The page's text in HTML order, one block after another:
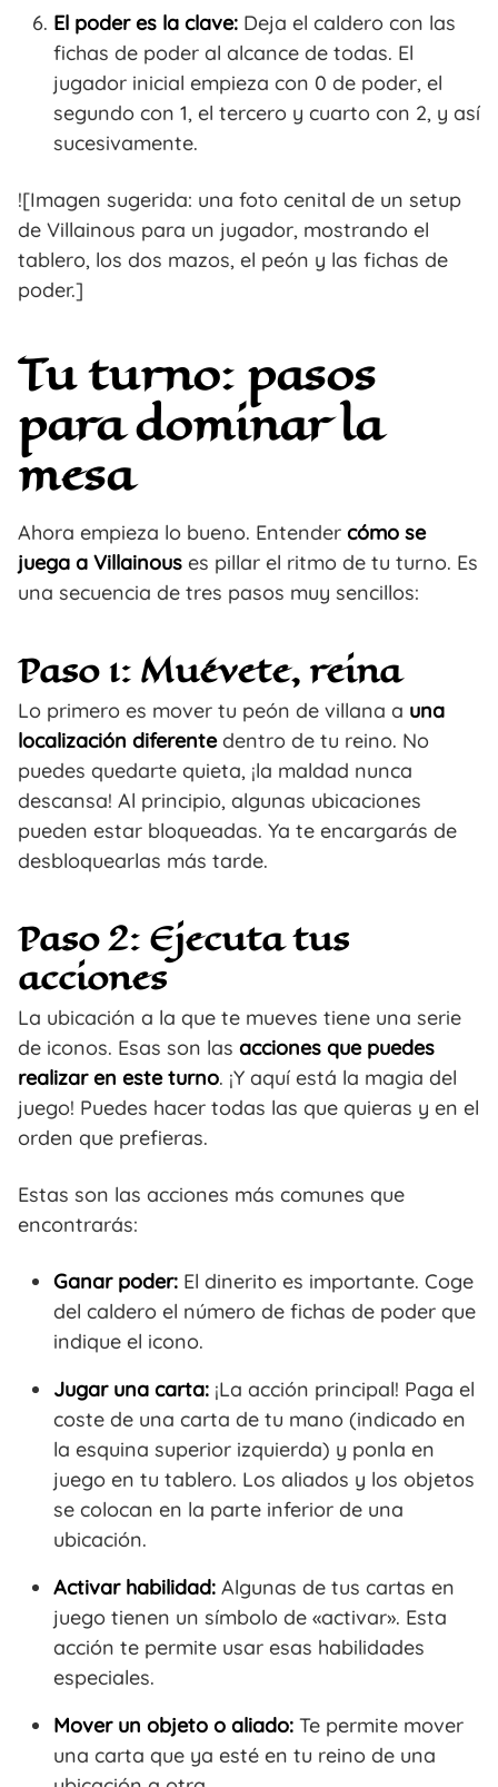
El poder es la clave: Deja el caldero con las
fichas de poder al alcance de todas. El
jugador inicial empieza con 0 de poder, el
segundo con 1, el tercero y cuarto con 2, y así
sucesivamente.
![Imagen sugerida: una foto cenital de un setup
de Villainous para un jugador, mostrando el
tablero, los dos mazos, el peón y las fichas de
poder.]
Tu turno: pasos
para dominar la
mesa
Ahora empieza lo bueno. Entender cómo se
juega a Villainous es pillar el ritmo de tu turno. Es
una secuencia de tres pasos muy sencillos:
Paso 1: Muévete, reina
Lo primero es mover tu peón de villana a una
localización diferentedentro de tu reino. No
puedes quedarte quieta, ¡la maldad nunca
descansa! Al principio, algunas ubicaciones
pueden estar bloqueadas. Ya te encargarás de
desbloquearlas más tarde.
Paso 2: Ejecuta tus
acciones
La ubicación a la que te mueves tiene una serie
de iconos. Esas son las acciones que puedes
realizar en este turno. ¡Y aquí está la magia del
juego! Puedes hacer todas las que quieras y en el
orden que prefieras.
Estas son las acciones más comunes que
encontrarás:
Ganar poder: El dinerito es importante. Coge
del caldero el número de fichas de poder que
indique el icono.
Jugar una carta: ¡La acción principal! Paga el
coste de una carta de tu mano (indicado en
la esquina superior izquierda) y ponla en
juego en tu tablero. Los aliados y los objetos
se colocan en la parte inferior de una
ubicación.
Activar habilidad: Algunas de tus cartas en
juego tienen un símbolo de «activar». Esta
acción te permite usar esas habilidades
especiales.
Mover un objeto o aliado: Te permite mover
una carta que ya esté en tu reino de una